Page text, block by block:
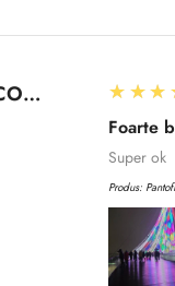
STEFANEL-CONSTANTIN A. 5
Foarte
Super ok
Produs: